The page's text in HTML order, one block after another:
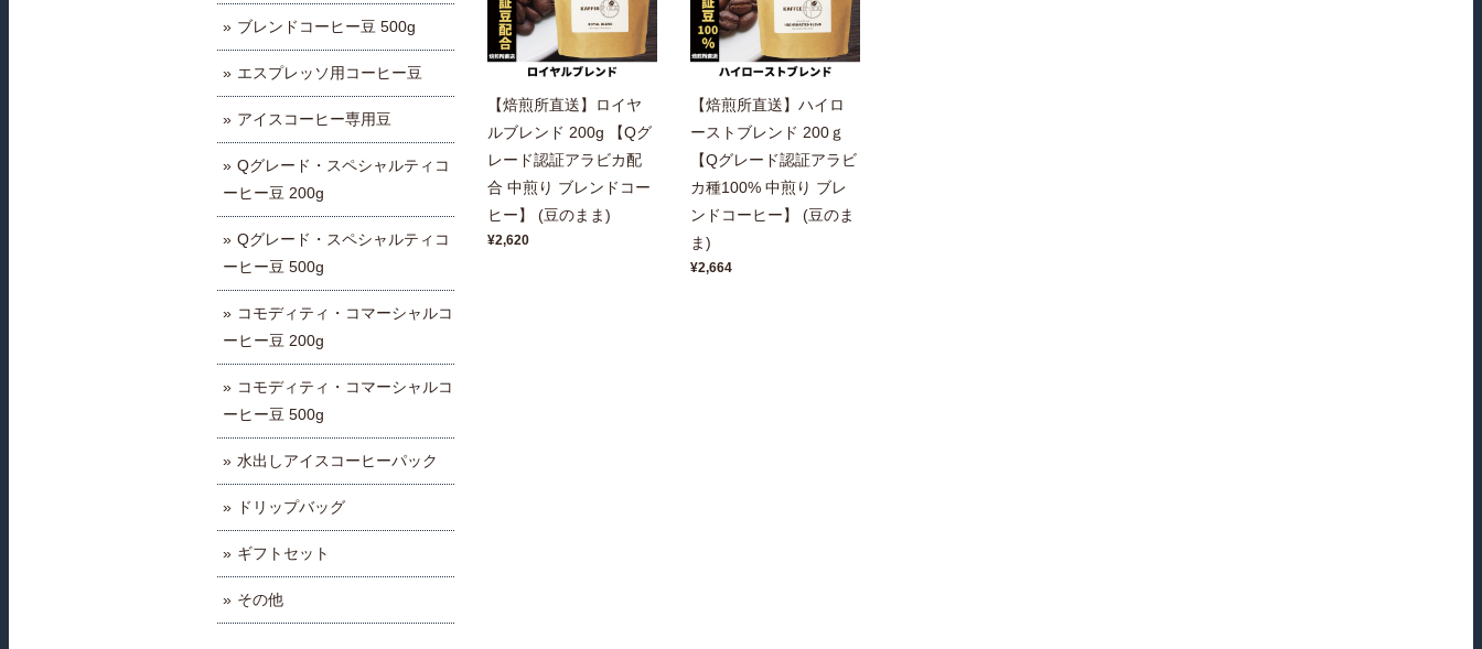
【焙煎所直送】ロイヤ
ルブレンド 200g 【Qグ
レード認証アラビカ配
合 中煎り ブレンドコー
ヒー】 (豆のまま)
¥2,620
【焙煎所直送】ハイロ
ーストブレンド 200ｇ
【Qグレード認証アラビ
カ種100% 中煎り ブレ
ンドコーヒー】 (豆のま
ま)
¥2,664
ブレンドコーヒー豆 500g
エスプレッソ用コーヒー豆
アイスコーヒー専用豆
Qグレード・スペシャルティコ
ーヒー豆 200g
Qグレード・スペシャルティコ
ーヒー豆 500g
コモディティ・コマーシャルコ
ーヒー豆 200g
コモディティ・コマーシャルコ
ーヒー豆 500g
水出しアイスコーヒーパック
ドリップバッグ
ギフトセット
その他